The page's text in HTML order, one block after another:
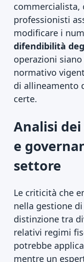
commercialista,
professionisti
modificare i
difendibilità
operazioni
normativo
di allineamento
certe.
Analisi
e
settore
Le criticità che
nella gestione
distinzione tra
relativi regimi
potrebbe
mentre un